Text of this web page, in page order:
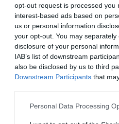
opt-out request is processed you
interest-based ads based on
us or personal information
your opt-out. You may
disclosure of your personal
IAB’s list of downstream
also be disclosed by us to third
Downstream Participants that
Personal Data Processing
más volátil e inseguro donde,
relevantes, países como los
diseñar estrategias
internacional con una sola
regionales sólidos y
general. Es decir, el reverso
actualmente en América
heterogeneidad de posturas y